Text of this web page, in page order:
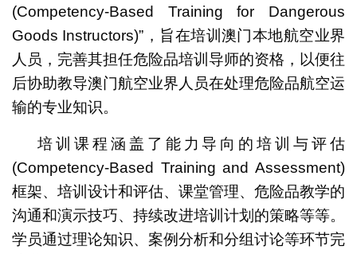
(Competency-Based Training for Dangerous
Goods Instructors)”，旨在培训澳门本地航空业界
人员，完善其担任危险品培训导师的资格，以便往
后协助教导澳门航空业界人员在处理危险品航空运
输的专业知识。
培训课程涵盖了能力导向的培训与评估
(Competency-Based Training and Assessment)
框架、培训设计和评估、课堂管理、危险品教学的
沟通和演示技巧、持续改进培训计划的策略等等。
学员通过理论知识、案例分析和分组讨论等环节完